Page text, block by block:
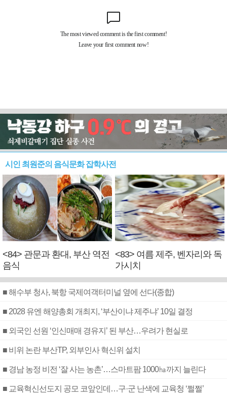
시인 최원준의 음식문화 잡학사전
<84> 관문과 환대, 부산 역전
음식
<83> 여름 제주, 벤자리와 독
가시치
■ 해수부 청사, 북항 국제여객터미널 옆에 선다(종합)
■ 2028 유엔 해양총회 개최지, ‘부산이냐 제주냐’ 10일 결정
■ 외국인 선원 ‘인신매매 경유지’ 된 부산…우려가 현실로
■ 비위 논란 부산TP, 외부인사 혁신위 설치
■ 경남 농정 비전 ‘잘 사는 농촌’…스마트팜 1000㏊까지 늘린다
■ 교육혁신선도지 공모 코앞인데…구·군 난색에 교육청 ‘쩔쩔’